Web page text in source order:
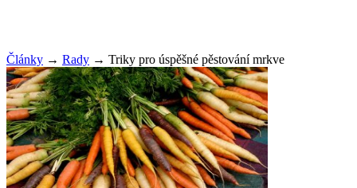
Články → Rady → Triky pro úspěšné pěstování mrkve